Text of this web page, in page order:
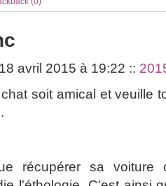
avril 2015 à 19:22 ::
soit amical et veuille
récupérer sa voiture